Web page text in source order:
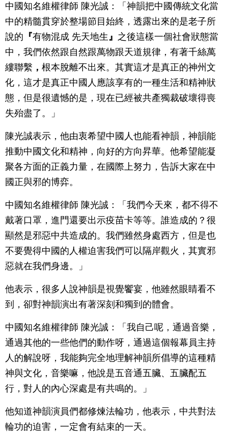
中國知名維權律師 陳光誠：「神韻把中國傳統文化當
中的精髓貫穿於整場節目始終，透露出來的是老子所
說的 『有物混成 先天地生 』 之後這樣一個社會狀態當
中，我們依然跟自然跟萬物跟天道規律，有著千絲萬
縷聯繫 ， 根本脫離不出來。其實這才是真正的神州文
化，這才是真正中國人應該享有的一種生活和精神狀
態，但是很遺憾的是，現在已經被共產獨裁破壞得喪
失殆盡了。」
陳光誠表示，他由衷希望中國人也能看神韻，神韻能
推動中國文化和精神，向好的方向昇華。他希望能凝
聚各方面的正義力量，在國際上努力，告訴大家在中
國正與邪的博弈。
中國知名維權律師 陳光誠：「我們今天來，都不得不
戴著口罩，進門還要出示疫苗卡等等。誰造成的？很
顯然是邪惡中共造成的。我們雖然身處西方，但是也
不要覺得中國的人權迫害我們可以隔岸觀火，其實邪
惡就在我們身邊。」
他表示，很多人說神韻是視覺饗宴，他雖然眼睛看不
到，卻對神韻演出有著深刻和獨到的體會。
中國知名維權律師 陳光誠：「我自己呢，通過音樂，
通過其他的一些他們的動作呀，通過這個報幕員主持
人的解說呀，我能夠完全地理解神韻所倡導的這種精
神與文化，音樂嘛，他說是五音通五臟、五臟配五
行，對人的內心深處是有共鳴的。」
他知道神韻演員們都修煉法輪功，他表示，中共對法
輪功的迫害，一定會有結束的一天。